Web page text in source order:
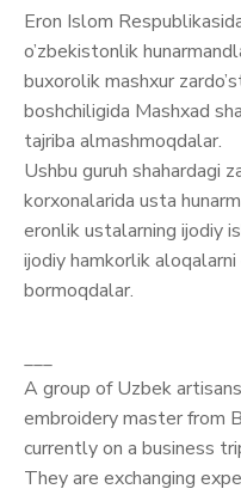
Eron Islom
o’zbekistonlik
buxorolik mashxur
boshchiligida Mashxad
tajriba almashmoqdalar.
Ushbu guruh shahardagi
korxonalarida usta
eronlik ustalarning ijodiy
ijodiy hamkorlik aloqalarni
bormoqdalar.
___
A group of Uzbek
embroidery master from
currently on a business
They are exchanging